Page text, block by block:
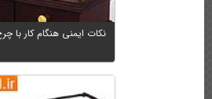
نکات ایمنی هنگام کار با